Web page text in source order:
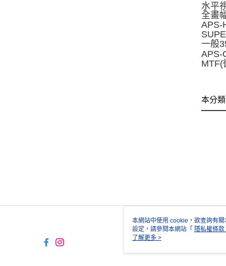
水平
全畫
APS-
一般
APS-
MTF(
本分
本網站中使用 cookie，欲查詢有
設定，請參閱本網站「 隱私權條款
使用 cookie。
了解更多 >